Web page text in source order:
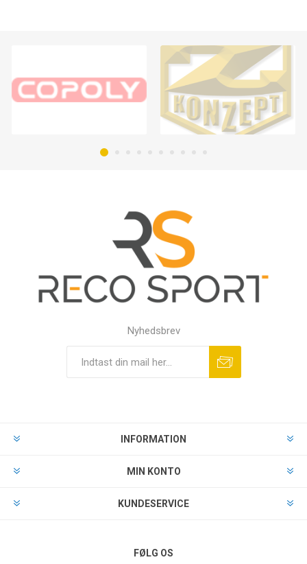
Nyhedsbrev
INFORMATION
MIN KONTO
KUNDESERVICE
FØLG OS